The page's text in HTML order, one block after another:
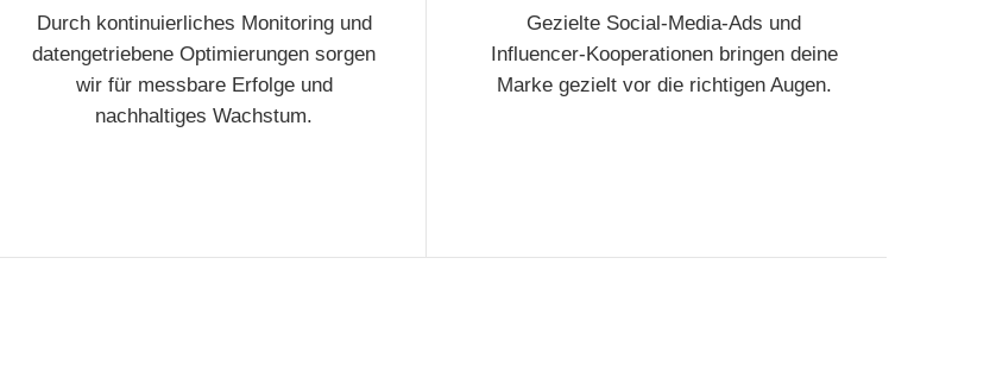
Durch kontinuierliches Monitoring und
datengetriebene Optimierungen sorgen
wir für messbare Erfolge und
nachhaltiges Wachstum.
Gezielte Social-Media-Ads und
Influencer-Kooperationen bringen deine
Marke gezielt vor die richtigen Augen.